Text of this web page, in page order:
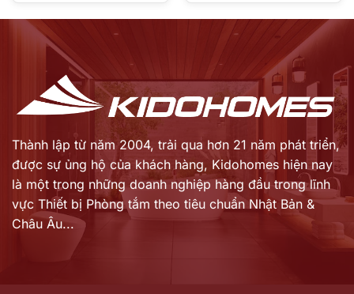
175.980.000 ₫.
154.862.000 ₫.
Thành lập từ năm 2004, trải qua hơn 21 năm phát triển,
được sự ủng hộ của khách hàng, Kidohomes hiện nay
là một trong những doanh nghiệp hàng đầu trong lĩnh
vực Thiết bị Phòng tắm theo tiêu chuẩn Nhật Bản &
Châu Âu...